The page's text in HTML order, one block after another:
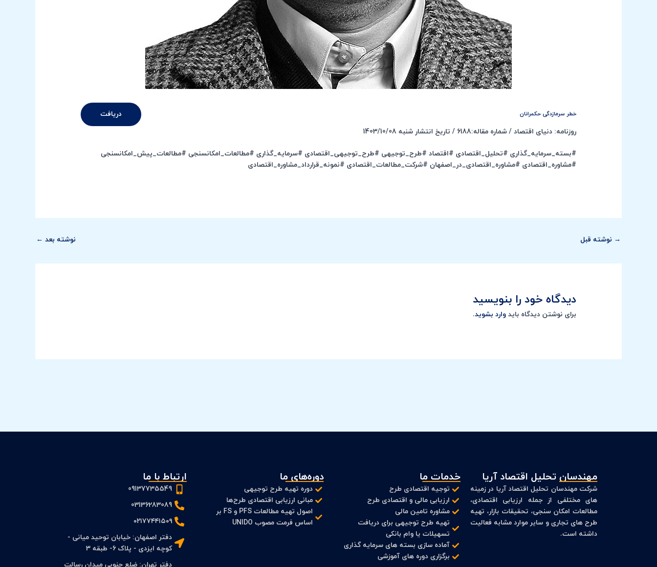
خطر سرمازدگی حکمرانان
دریافت
روزنامه: دنیای اقتصاد / شماره مقاله:6188 / تاریخ انتشار شنبه 1403/10/08
#بسته_سرمایه_گذاری #تحلیل_اقتصادی #اقتصاد #طرح_توجیهی #طرح_توجیهی_اقتصادی #سرمایه_گذاری #مطالعات_امکانسنجی #مطالعات_پیش_امکانسنجی
#مشاوره_اقتصادی #مشاوره_اقتصادی_در_اصفهان #شرکت_مطالعات_اقتصادی #نمونه_قرارداد_مشاوره_اقتصادی
→ نوشته قبل نوشته بعد ←
دیدگاه‌ خود را بنویسید
برای نوشتن دیدگاه بایدوارد بشوید.
مهندسان تحلیل اقتصاد آریا
شرکت مهندسان تحلیل اقتصاد آریا در زمینه
های مختلفی از جمله ارزیابی اقتصادی،
مطالعات امکان سنجی، تحقیقات بازار، تهیه
طرح های تجاری و سایر موارد مشابه فعالیت
داشته است.
خدمات ما
توجیه اقتصادی طرح
ارزیابی مالی و اقتصادی طرح
مشاوره تامین مالی
تهیه طرح توجیهی برای دریافت
تسهیلات یا وام بانکی
آماده سازی بسته های سرمایه گذاری
برگزاری دوره های آموزشی
دوره‌های ما
دوره تهیه طرح توجیهی
مبانی ارزیابی اقتصادی طرح‌ها
اصول تهیه مطالعات PFS و FS بر
اساس فرمت مصوب UNIDO
ارتباط با ما
09137735549
03136283089
۰۲۱۷۷۴۴۱۵۰۹
دفتر اصفهان: خیابان توحید میانی -
کوچه ایزدی - پلاک 6- طبقه 3
دفتر تهران: ضلع جنوبی میدان رسالت